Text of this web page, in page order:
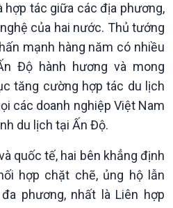
Video
Infographic
hợp tác giữa các địa phương,
của hai nước. Thủ tướng
mạnh hàng năm có nhiều
Độ hành hương và mong
tăng cường hợp tác du lịch
các doanh nghiệp Việt Nam
du lịch tại Ấn Độ.
quốc tế, hai bên khẳng định
hợp chặt chẽ, ủng hộ lẫn
phương, nhất là Liên hợp